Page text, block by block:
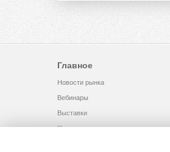
Главное
Новости рынка
Вебинары
Выставки
Помощь